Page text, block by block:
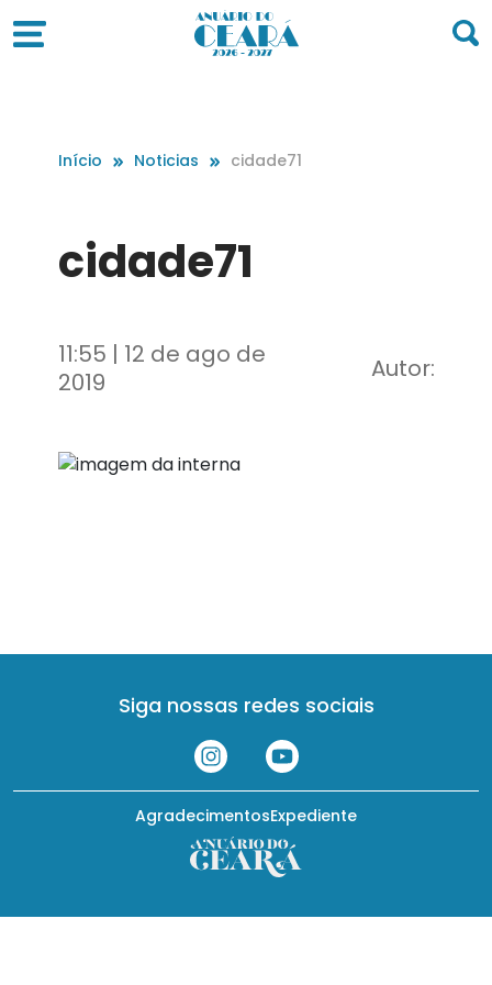
Início Noticias cidade71
cidade71
11:55 | 12 de ago de
2019
Autor:
Siga nossas redes sociais
Expediente
Agradecimentos